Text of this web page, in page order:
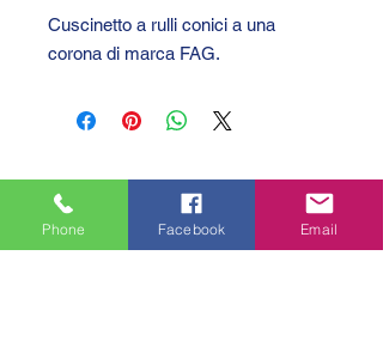
Cuscinetto a rulli conici a una
corona di marca FAG.
Phone Facebook Email